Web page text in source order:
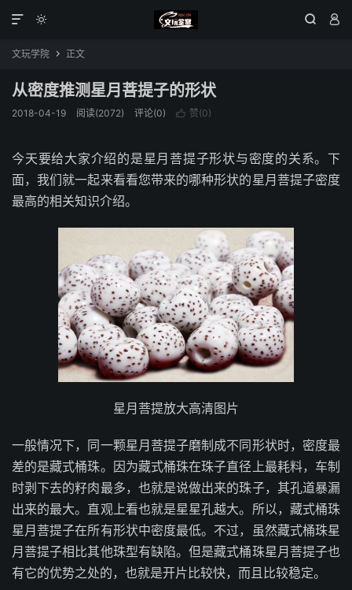
  

文玩学院  正文
从密度推测星月菩提子的形状
2018-04-19 阅读(2072) 评论(0)  赞(0)
今天要给大家介绍的是星月菩提子形状与密度的关系。下
面，我们就一起来看看您带来的哪种形状的星月菩提子密度
最高的相关知识介绍。
星月菩提放大高清图片
一般情况下，同一颗星月菩提子磨制成不同形状时，密度最
差的是藏式桶珠。因为藏式桶珠在珠子直径上最耗料，车制
时剥下去的籽肉最多，也就是说做出来的珠子，其孔道暴漏
出来的最大。直观上看也就是星星孔越大。所以，藏式桶珠
星月菩提子在所有形状中密度最低。不过，虽然藏式桶珠星
月菩提子相比其他珠型有缺陷。但是藏式桶珠星月菩提子也
有它的优势之处的，也就是开片比较快，而且比较稳定。